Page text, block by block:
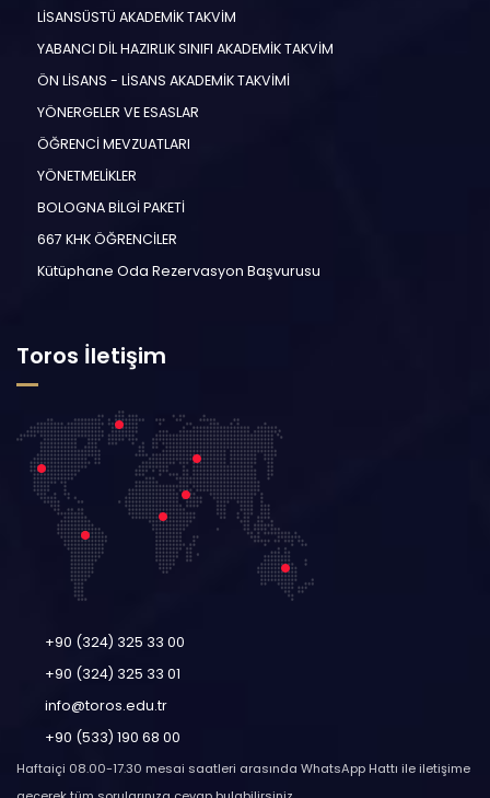
LİSANSÜSTÜ AKADEMİK TAKVİM
YABANCI DİL HAZIRLIK SINIFI AKADEMİK TAKVİM
ÖN LİSANS - LİSANS AKADEMİK TAKVİMİ
YÖNERGELER VE ESASLAR
ÖĞRENCİ MEVZUATLARI
YÖNETMELİKLER
BOLOGNA BİLGİ PAKETİ
667 KHK ÖĞRENCİLER
Kütüphane Oda Rezervasyon Başvurusu
Toros İletişim
+90 (324) 325 33 00
+90 (324) 325 33 01
info@toros.edu.tr
+90 (533) 190 68 00
Haftaiçi 08.00-17.30 mesai saatleri arasında WhatsApp Hattı ile iletişime